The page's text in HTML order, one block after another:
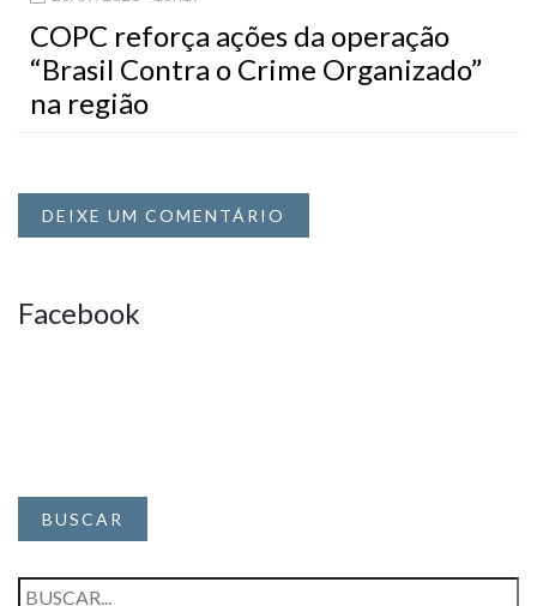
COPC reforça ações da operação
“Brasil Contra o Crime Organizado”
na região
DEIXE UM COMENTÁRIO
Facebook
BUSCAR